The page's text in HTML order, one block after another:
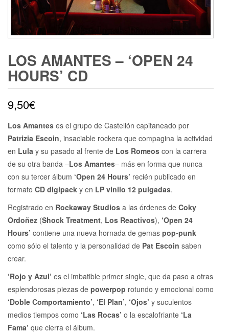
LOS AMANTES – ‘OPEN 24
HOURS’ CD
9,50€
Los Amantes es el grupo de Castellón capitaneado por
Patrizia Escoin, insaciable rockera que compagina la actividad
en Lula y su pasado al frente de Los Romeos con la carrera
de su otra banda –Los Amantes– más en forma que nunca
con su tercer álbum ‘Open 24 Hours’ recién publicado en
formato CD digipack y en LP vinilo 12 pulgadas.
Registrado en Rockaway Studios a las órdenes de Coky
Ordoñez (Shock Treatment, Los Reactivos), ‘Open 24
Hours’ contiene una nueva hornada de gemas pop-punk
como sólo el talento y la personalidad de Pat Escoin saben
crear.
‘Rojo y Azul’ es el imbatible primer single, que da paso a otras
esplendorosas piezas de powerpop rotundo y emocional como
‘Doble Comportamiento’, ‘El Plan’, ‘Ojos’ y suculentos
medios tiempos como ‘Las Rocas’ o la escalofriante ‘La
Fama’ que cierra el álbum.